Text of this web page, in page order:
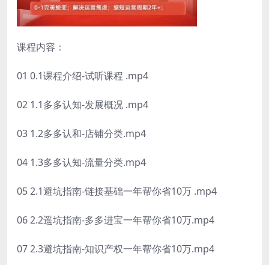
课程内容：
01 0.1课程介绍-试听课程 .mp4
02 1.1多多认知-发展概况 .mp4
03 1.2多多认和-店铺分类.mp4
04 1.3多多认知-流量分类.mp4
05 2.1避坑指南-链接基础一年帮你省10万 .mp4
06 2.2遥坑指南-多多进宝一年帮你省10万.mp4
07 2.3避坑指南-知识产权一年帮你省10万.mp4